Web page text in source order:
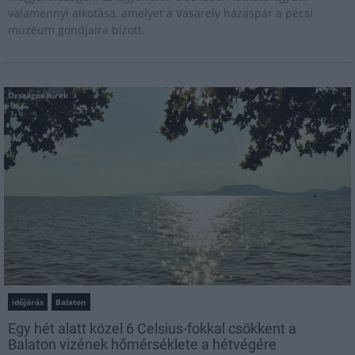
valamennyi alkotása, amelyet a Vasarely házaspár a pécsi
múzeum gondjaira bízott.
Országos hírek
időjárás Balaton
Egy hét alatt közel 6 Celsius-fokkal csökkent a
Balaton vizének hőmérséklete a hétvégére